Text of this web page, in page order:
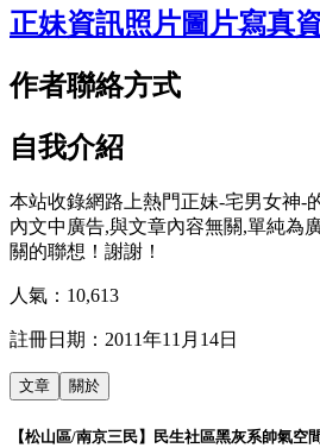
正妹資訊照片圖片寫真
作者聯絡方式
自我介紹
本站收錄網路上熱門正妹-宅男女神-
內文中廣告,與文章內容無關,單純為
關的聯想！謝謝！
人氣： 10,613
註冊日期： 2011年11月14日
文章 關於
【松山區/南京三民】民生社區黑灰系帥氣空